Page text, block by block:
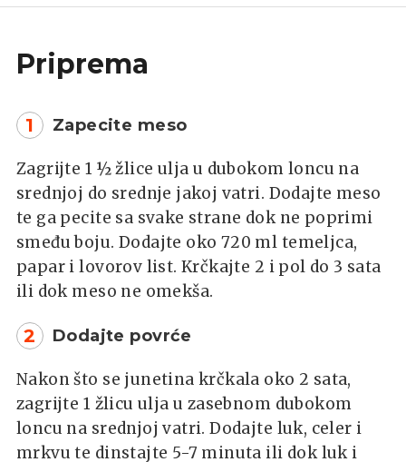
Priprema
1 Zapecite meso
Zagrijte 1 ½ žlice ulja u dubokom loncu na
srednjoj do srednje jakoj vatri. Dodajte meso
te ga pecite sa svake strane dok ne poprimi
smeđu boju. Dodajte oko 720 ml temeljca,
papar i lovorov list. Krčkajte 2 i pol do 3 sata
ili dok meso ne omekša.
2 Dodajte povrće
Nakon što se junetina krčkala oko 2 sata,
zagrijte 1 žlicu ulja u zasebnom dubokom
loncu na srednjoj vatri. Dodajte luk, celer i
mrkvu te dinstajte 5-7 minuta ili dok luk i